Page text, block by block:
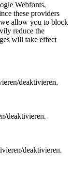
Webfonts,
these providers
allow you to block
reduce the
will take effect
deaktivieren.
deaktivieren.
deaktivieren.